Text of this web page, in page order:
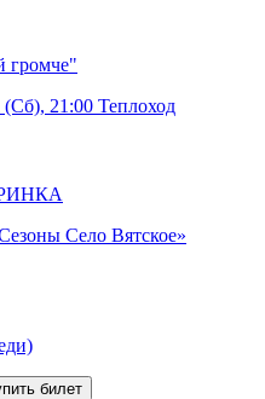
громче"
(Сб), 21:00 Теплоход
Село Вятское»